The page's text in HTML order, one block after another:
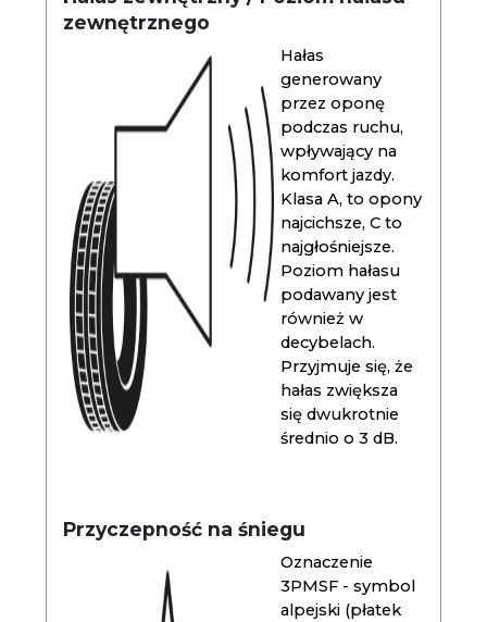
zewnętrznego
Hałas
generowany
przez oponę
podczas ruchu,
wpływający na
komfort jazdy.
Klasa A, to opony
najcichsze, C to
najgłośniejsze.
Poziom hałasu
podawany jest
również w
decybelach.
Przyjmuje się, że
hałas zwiększa
się dwukrotnie
średnio o 3 dB.
Przyczepność na śniegu
Oznaczenie
3PMSF - symbol
alpejski (płatek